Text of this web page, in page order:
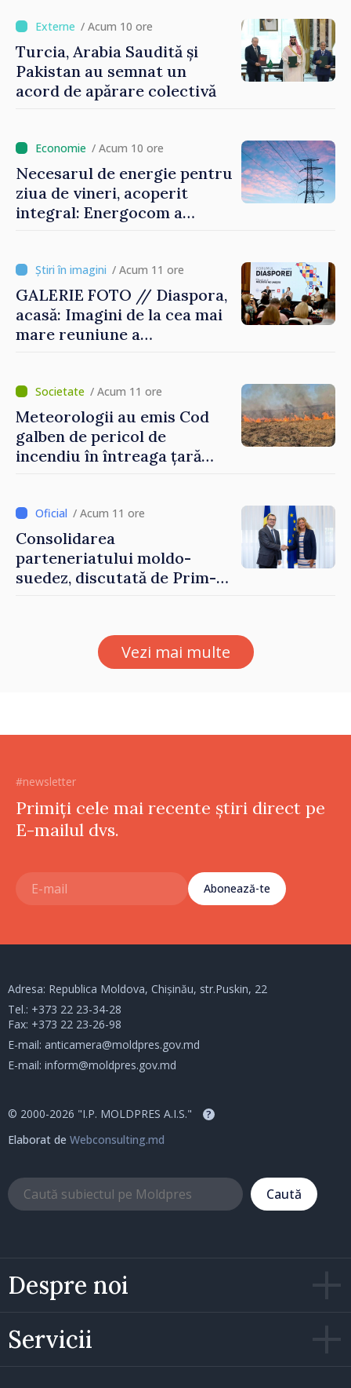
/ Acum 10 ore
Turcia, Arabia Saudită și
Pakistan au semnat un
acord de apărare colectivă
/ Acum 10 ore
Necesarul de energie pentru
ziua de vineri, acoperit
integral: Energocom a
/ Acum 11 ore
GALERIE FOTO // Diaspora,
acasă: Imagini de la cea mai
mare reuniune a
/ Acum 11 ore
Meteorologii au emis Cod
galben de pericol de
incendiu în întreaga țară
/ Acum 11 ore
Consolidarea
parteneriatului moldo-
suedez, discutată de Prim-
Petra Lärke
Vezi mai multe
#newsletter
Primiți cele mai recente știri direct pe
E-mailul dvs.
Abonează-te
Despre noi
Servicii
Adresa: Republica Moldova, Chișinău, str.Puskin, 22
Tel.: +373 22 23-34-28
Fax: +373 22 23-26-98
E-mail: anticamera@moldpres.gov.md
E-mail: inform@moldpres.gov.md
© 2000-2026 "I.P. MOLDPRES A.I.S." ?
Elaborat de Webconsulting.md
Caută